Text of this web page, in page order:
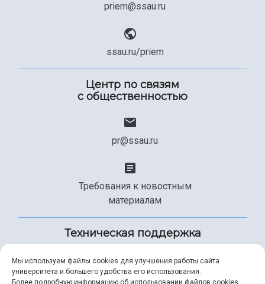
priem@ssau.ru
ssau.ru/priem
Центр по связям
с общественностью
pr@ssau.ru
Требования к новостным
материалам
Техническая поддержка
+7 (846) 267-49-99
Мы используем файлы cookies для улучшения работы сайта
университета и большего удобства его использования.
Более подробную информацию об использовании файлов cookies